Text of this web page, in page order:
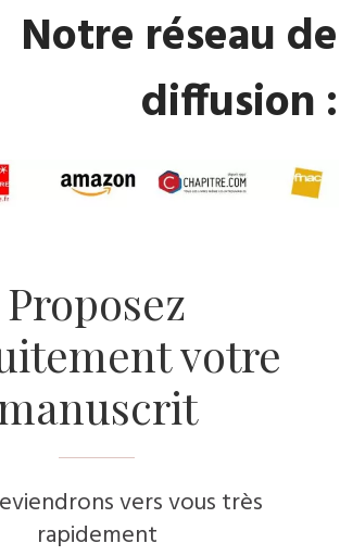
​Notre réseau de
diffusion :
​Proposez
votre
vers vous très
rapidement